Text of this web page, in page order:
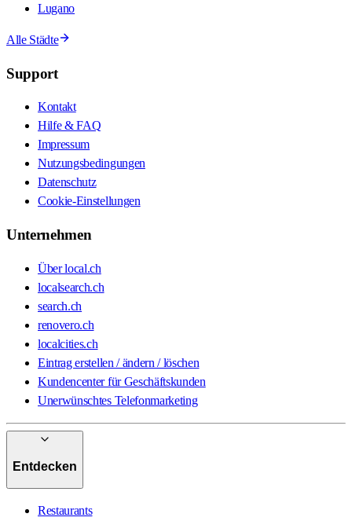
Lugano
Alle Städte
Support
Kontakt
Hilfe & FAQ
Impressum
Nutzungsbedingungen
Datenschutz
Cookie-Einstellungen
Unternehmen
Über local.ch
localsearch.ch
search.ch
renovero.ch
localcities.ch
Eintrag erstellen / ändern / löschen
Kundencenter für Geschäftskunden
Unerwünschtes Telefonmarketing
Entdecken
Restaurants